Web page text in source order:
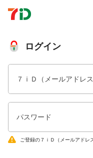
ログイン
７ｉＤ（メールアドレ
パスワード
ご登録の７ｉＤ（メールアドレ